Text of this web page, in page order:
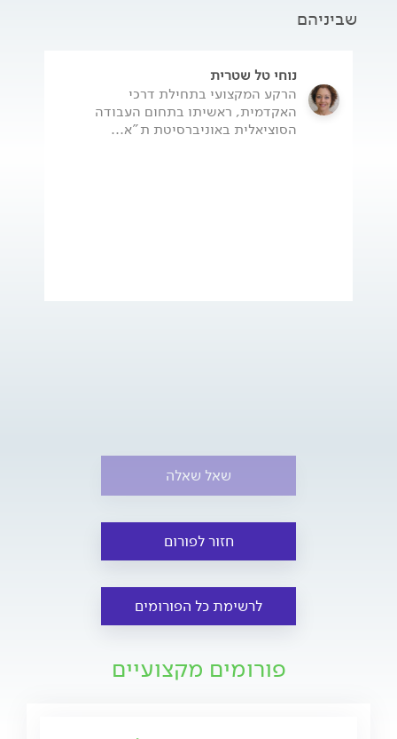
שביניהם
נוחי טל שטרית
הרקע המקצועי בתחילת דרכי
האקדמית, ראשיתו בתחום העבודה
הסוציאלית באוניברסיטת ת"א...
שאל שאלה
חזור לפורום
לרשימת כל הפורומים
פורומים מקצועיים